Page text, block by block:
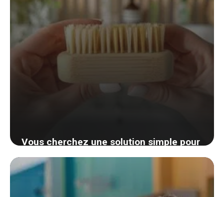
Vous cherchez une solution simple pour
des ongles propres? Découvrez cette
astuce efficace et écologique
22 août 2024